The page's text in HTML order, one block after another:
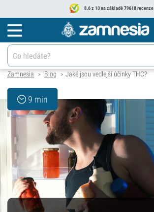
8.6 z 10 na základě 79618 recenze
Zamnesia > Blog > Jaké jsou vedlejší účinky THC?
9 min